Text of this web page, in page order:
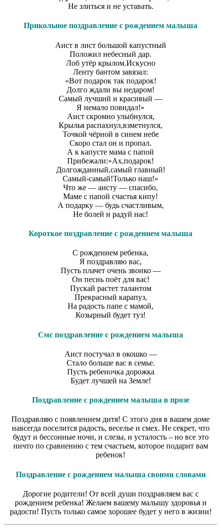
Не злиться и не уставать.
Прикольное поздравление с рождением малыша
Аист в лист большой капустный
Положил небесный дар.
Лоб утёр крылом.Искусно
Ленту бантом завязал:
«Вот подарок так подарок!
Долго ждали вы недаром!
Самый лучший и красивый —
Я немало повидал!»
Аист скромно улыбнулся,
Крылья распахнул,взметнулся,
Точкой чёрной в синем небе
Скоро стал он и пропал.
А к капусте мама с папой
Прибежали:»Ах,подарок!
Долгожданный,самый главный!
Самый-самый!Только наш!»
Что же — аисту — спасибо,
Маме с папой счастья кипу!
А подарку — будь счастливым,
Не болей и радуй нас!
Короткое поздравление с рождением малыша
С рождением ребенка,
Я поздравляю вас,
Пусть плачет очень звонко —
Он песнь поёт для вас!
Пускай растет талантом
Прекрасный карапуз,
На радость папе с мамой,
Козырный будет туз!
Смс поздравление с рождением малыша
Аист постучал в окошко —
Стало больше вас в семье.
Пусть ребеночка дорожка
Будет лучшей на Земле!
Поздравление с рождением малыша в прозе
Поздравляю с появлением дитя! С этого дня в вашем доме
навсегда поселится радость, веселье и смех. Не секрет, что
будут и бессонные ночи, и слезы, и усталость – но все это
ничто по сравнению с тем счастьем, которое подарит вам
ребенок!
Поздравление с рождением малыша своими словами
Дорогие родители! От всей души поздравляем вас с
рождением ребенка! Желаем вашему малышу здоровья и
радости! Пусть только самое хорошее будет у него в жизни!